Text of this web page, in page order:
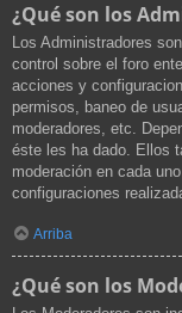
¿Qué son los
Los Administradores
control sobre el foro
acciones y
permisos, baneo de
moderadores, etc.
éste les ha dado. Ellos
moderación en cada
configuraciones
Arriba
¿Qué son los